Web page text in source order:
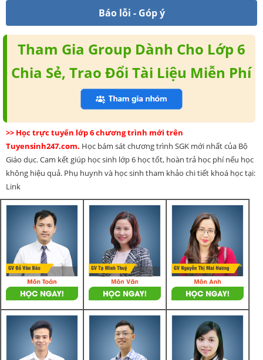
Báo lỗi - Góp ý
Tham Gia Group Dành Cho Lớp 6
Chia Sẻ, Trao Đổi Tài Liệu Miễn Phí
>> Học trực tuyến lớp 6 chương trình mới trên
Tuyensinh247.com. Học bám sát chương trình SGK mới nhất của Bộ
Giáo dục. Cam kết giúp học sinh lớp 6 học tốt, hoàn trả học phí nếu học
không hiệu quả. Phụ huynh và học sinh tham khảo chi tiết khoá học tại:
Link